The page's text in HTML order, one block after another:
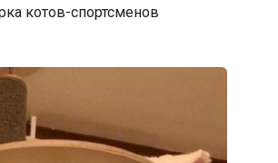
котов-спортсменов